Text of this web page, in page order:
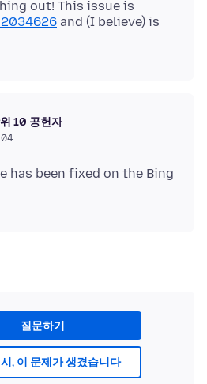
out! This issue is
and (I believe) is
10 공헌자
has been fixed on the Bing
질문하기
, 이 문제가 생겼습니다